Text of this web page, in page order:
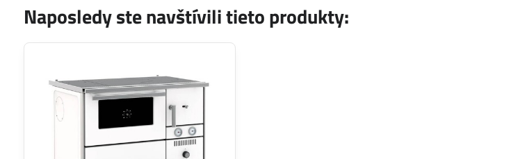
Naposledy ste navštívili tieto produkty: